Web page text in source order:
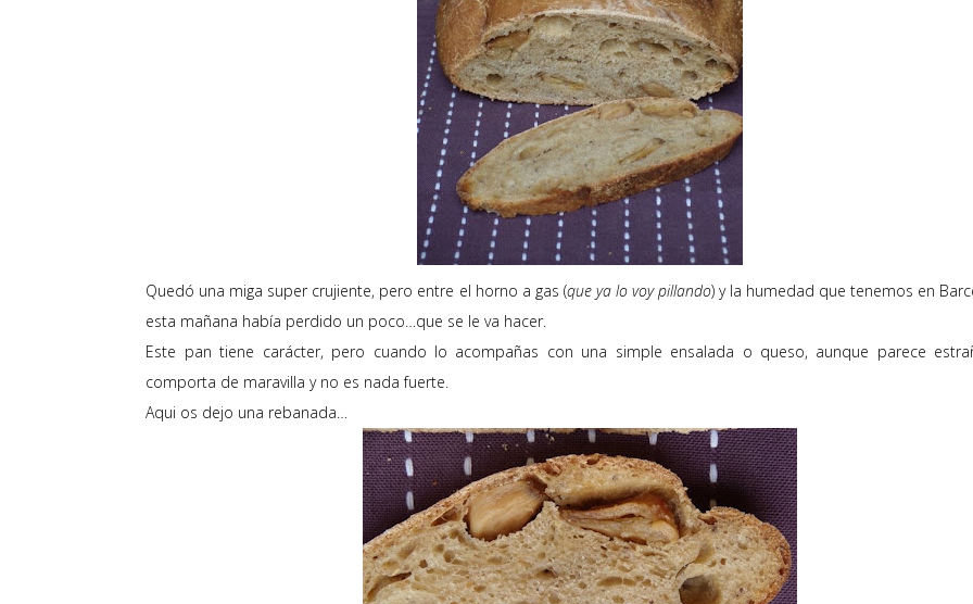
Quedó una miga super crujiente, pero entre el horno a gas (que ya lo voy pillando) y la humedad que tenemos en
esta mañana había perdido un poco…que se le va hacer.
Este pan tiene carácter, pero cuando lo acompañas con una simple ensalada o queso, aunque parece
comporta de maravilla y no es nada fuerte.
Aqui os dejo una rebanada…